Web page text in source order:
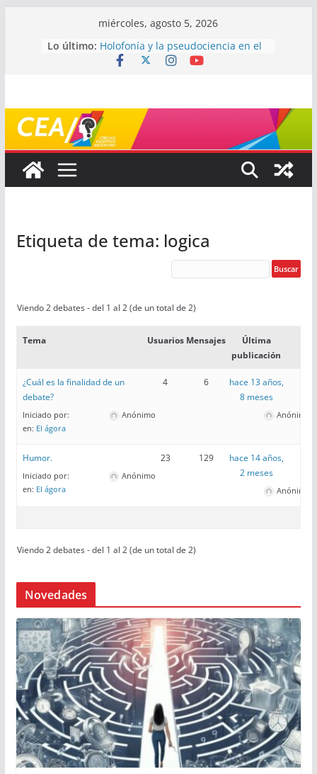
miércoles, agosto 5, 2026
Lo último: Holofonía y la pseudociencia en el
audio
Mayéutica (o cómo debatir sin
terminar a los golpes)
Somos menos capaces de lo que
Etiqueta de tema: logica
Viendo 2 debates - del 1 al 2 (de un total de 2)
Tema Usuarios Mensajes
Última
publicación
¿Cuál es la finalidad de un
debate?
Iniciado por:
Anónimo
en: El ágora
4 6
hace 13 años,
8 meses
Anónimo
Humor.
Iniciado por:
Anónimo
en: El ágora
23 129
hace 14 años,
2 meses
Anónimo
Viendo 2 debates - del 1 al 2 (de un total de 2)
Novedades